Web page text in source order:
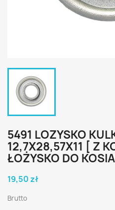
5491 LOZYSKO
12,7X28,57X11 [ Z
ŁOŻYSKO DO
19,50 zł
Brutto